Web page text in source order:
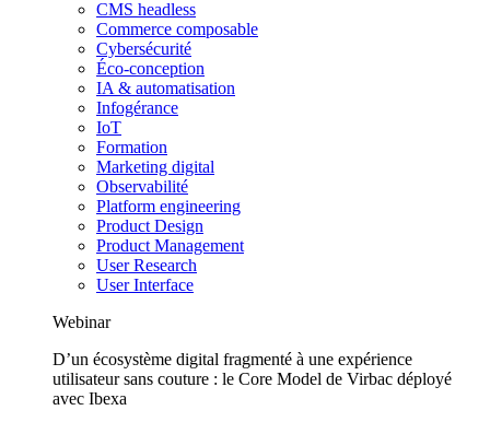
CMS headless
Commerce composable
Cybersécurité
Éco-conception
IA & automatisation
Infogérance
IoT
Formation
Marketing digital
Observabilité
Platform engineering
Product Design
Product Management
User Research
User Interface
Webinar
D’un écosystème digital fragmenté à une expérience
utilisateur sans couture : le Core Model de Virbac déployé
avec Ibexa